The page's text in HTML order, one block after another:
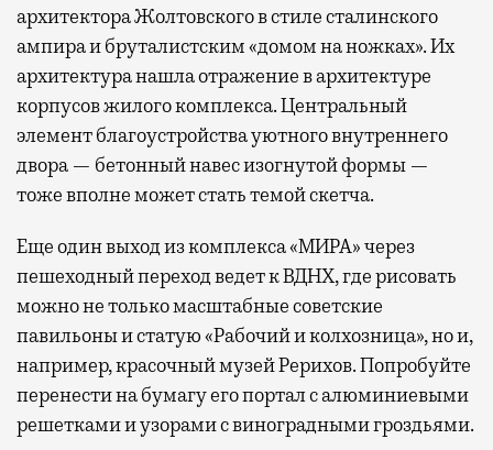
архитектора Жолтовского в стиле сталинского
ампира и бруталистским «домом на ножках». Их
архитектура нашла отражение в архитектуре
корпусов жилого комплекса. Центральный
элемент благоустройства уютного внутреннего
двора — бетонный навес изогнутой формы —
тоже вполне может стать темой скетча.
Еще один выход из комплекса «МИРА» через
пешеходный переход ведет к ВДНХ, где рисовать
можно не только масштабные советские
павильоны и статую «Рабочий и колхозница», но и,
например, красочный музей Рерихов. Попробуйте
перенести на бумагу его портал с алюминиевыми
решетками и узорами с виноградными гроздьями.